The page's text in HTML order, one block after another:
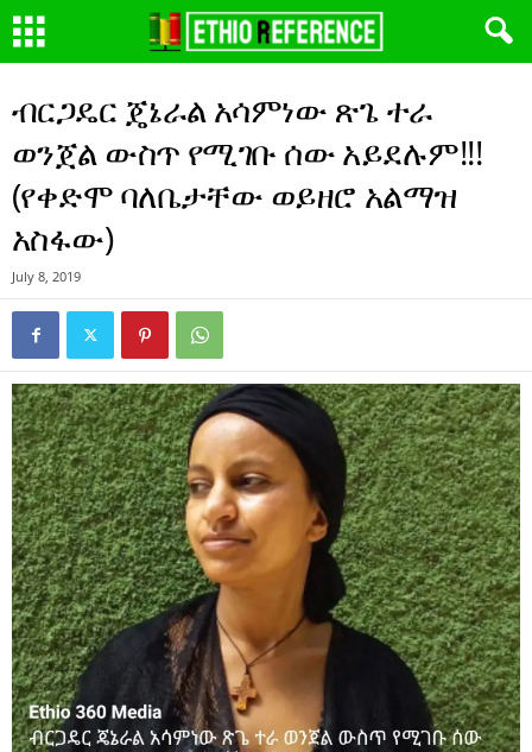
ብርጋዴር ጄኔራል አሳምነው ጽጌ ተራ
ወንጀል ውስጥ የሚገቡ ሰው አይደሉም!!!
(የቀድሞ ባለቤታቸው ወይዘሮ አልማዝ
አስፋው)
July 8, 2019